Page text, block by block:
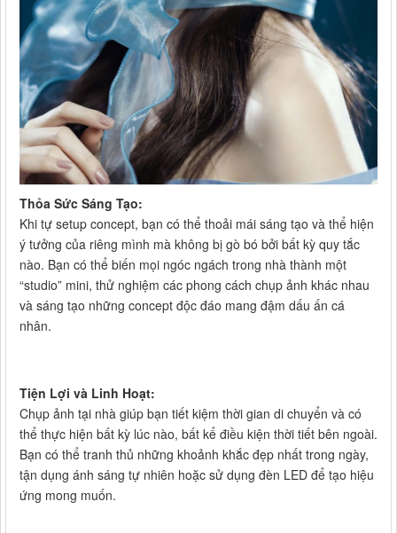
Thỏa Sức Sáng Tạo:
Khi tự setup concept, bạn có thể thoải mái sáng tạo và thể hiện
ý tưởng của riêng mình mà không bị gò bó bởi bất kỳ quy tắc
nào. Bạn có thể biến mọi ngóc ngách trong nhà thành một
“studio” mini, thử nghiệm các phong cách chụp ảnh khác nhau
và sáng tạo những concept độc đáo mang đậm dấu ấn cá
nhân.
Tiện Lợi và Linh Hoạt:
Chụp ảnh tại nhà giúp bạn tiết kiệm thời gian di chuyển và có
thể thực hiện bất kỳ lúc nào, bất kể điều kiện thời tiết bên ngoài.
Bạn có thể tranh thủ những khoảnh khắc đẹp nhất trong ngày,
tận dụng ánh sáng tự nhiên hoặc sử dụng đèn LED để tạo hiệu
ứng mong muốn.